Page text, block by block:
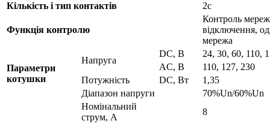
Кількість і тип контактів
2c
Функція контролю
Контроль
відключення,
мережа
Параметри
котушки
Напруга
DC, B
24, 30, 60, 110,
AC, B
110, 127, 230
Потужність
DC, Вт
1,35
Діапазон напруги
70%Un/60%Un
Номінальний
струм, А
8